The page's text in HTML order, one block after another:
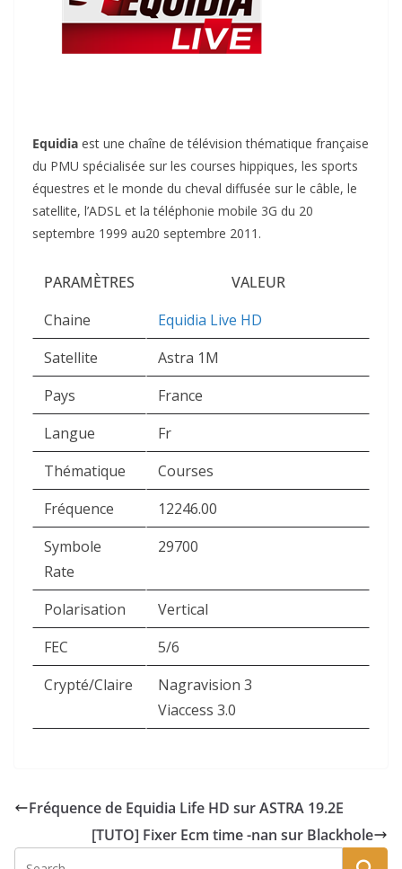
Equidia est une chaîne de télévision thématique française
du PMU spécialisée sur les courses hippiques, les sports
équestres et le monde du cheval diffusée sur le câble, le
satellite, l’ADSL et la téléphonie mobile 3G du 20
septembre 1999 au20 septembre 2011 .
PARAMÈTRES
VALEUR
Chaine
Equidia Live HD
Satellite
Astra 1M
Pays
France
Langue
Fr
Thématique
Courses
Fréquence
12246.00
Symbole
Rate
29700
Polarisation
Vertical
FEC
5/6
Crypté/Claire
Nagravision 3
Viaccess 3.0
Fréquence de Equidia Life HD sur ASTRA 19.2E
[TUTO] Fixer Ecm time -nan sur Blackhole